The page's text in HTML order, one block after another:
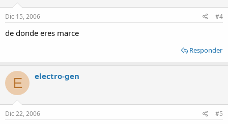
Dic 15, 2006 #4
de donde eres marce
Responder
E electro-gen
Dic 22, 2006 #5